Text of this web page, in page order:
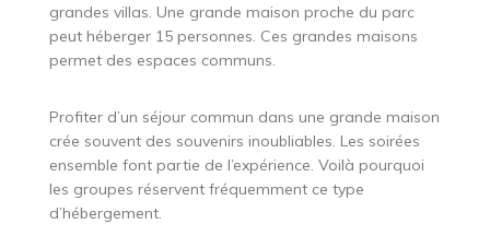
grandes villas. Une grande maison proche du parc
peut héberger 15 personnes. Ces grandes maisons
permet des espaces communs.
Profiter d’un séjour commun dans une grande maison
crée souvent des souvenirs inoubliables. Les soirées
ensemble font partie de l’expérience. Voilà pourquoi
les groupes réservent fréquemment ce type
d’hébergement.